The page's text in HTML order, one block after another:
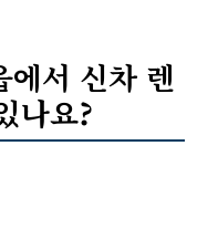
에서 신차 렌
나요?